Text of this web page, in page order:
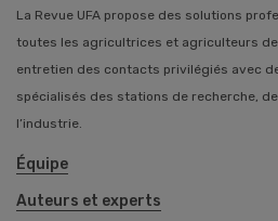
La Revue UFA propose des solutions
toutes les agricultrices et agriculteurs de
entretien des contacts privilégiés avec
spécialisés des stations de recherche,
l’industrie.
Équipe
Auteurs et experts